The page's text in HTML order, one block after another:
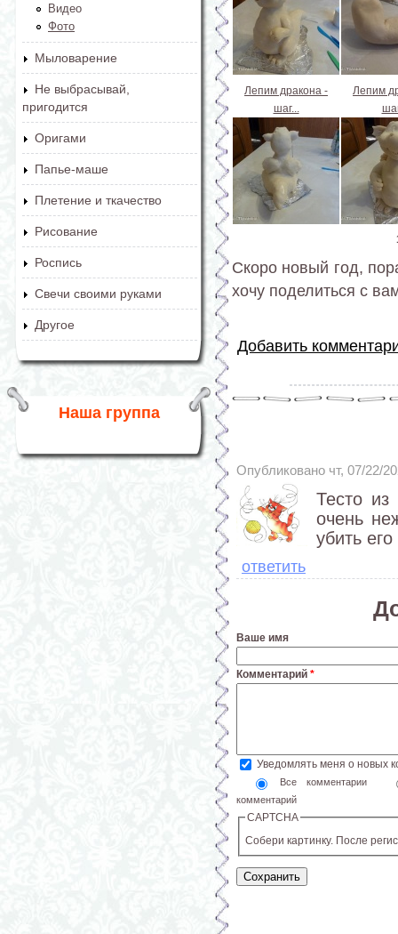
Видео
Фото
Мыловарение
Не выбрасывай,
пригодится
Оригами
Папье-маше
Плетение и ткачество
Рисование
Роспись
Свечи своими руками
Другое
Наша группа
Лепим дракона -
шаг...
Лепим
Скоро новый год,
хочу поделиться с
Добавить
Опубликовано чт, 07/22/
Тесто из
очень
убить
ответить
Ваше имя
Комментарий *
Уведомлять меня о новых
Все комментарии
комментарий
CAPTCHA
Собери картинку. После